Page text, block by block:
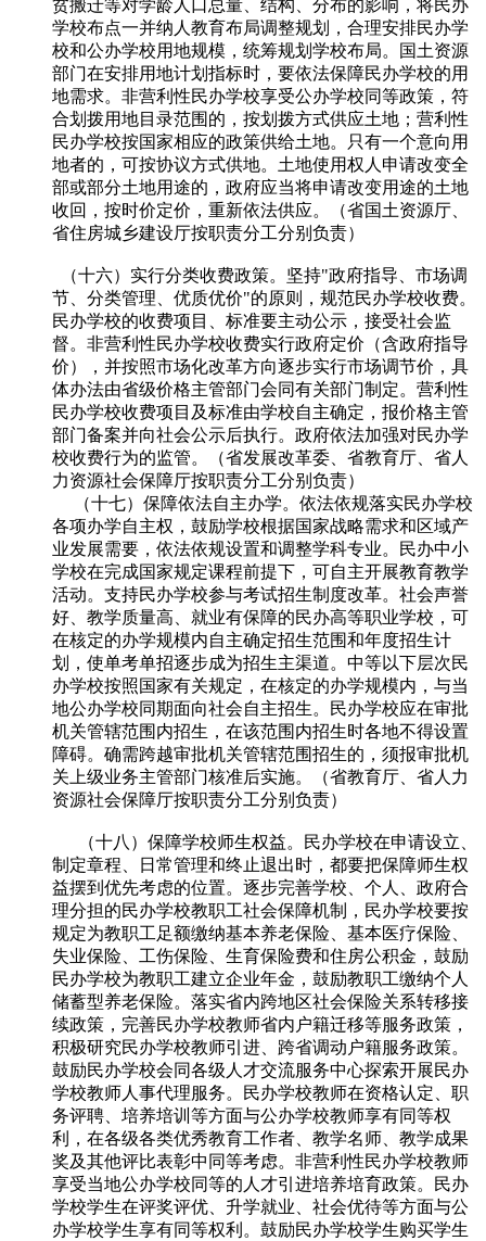
贫搬迁等对学龄人口总量、结构、分布的影响，将民办
学校布点一并纳人教育布局调整规划，合理安排民办学
校和公办学校用地规模，统筹规划学校布局。国土资源
部门在安排用地计划指标时，要依法保障民办学校的用
地需求。非营利性民办学校享受公办学校同等政策，符
合划拨用地目录范围的，按划拨方式供应土地；营利性
民办学校按国家相应的政策供给土地。只有一个意向用
地者的，可按协议方式供地。土地使用权人申请改变全
部或部分土地用途的，政府应当将申请改变用途的土地
收回，按时价定价，重新依法供应。（省国土资源厅、
省住房城乡建设厅按职责分工分别负责）
（十六）实行分类收费政策。坚持"政府指导、市场调
节、分类管理、优质优价"的原则，规范民办学校收费。
民办学校的收费项目、标准要主动公示，接受社会监
督。非营利性民办学校收费实行政府定价（含政府指导
价），并按照市场化改革方向逐步实行市场调节价，具
体办法由省级价格主管部门会同有关部门制定。营利性
民办学校收费项目及标准由学校自主确定，报价格主管
部门备案并向社会公示后执行。政府依法加强对民办学
校收费行为的监管。（省发展改革委、省教育厅、省人
力资源社会保障厅按职责分工分别负责）
（十七）保障依法自主办学。依法依规落实民办学校
各项办学自主权，鼓励学校根据国家战略需求和区域产
业发展需要，依法依规设置和调整学科专业。民办中小
学校在完成国家规定课程前提下，可自主开展教育教学
活动。支持民办学校参与考试招生制度改革。社会声誉
好、教学质量高、就业有保障的民办高等职业学校，可
在核定的办学规模内自主确定招生范围和年度招生计
划，使单考单招逐步成为招生主渠道。中等以下层次民
办学校按照国家有关规定，在核定的办学规模内，与当
地公办学校同期面向社会自主招生。民办学校应在审批
机关管辖范围内招生，在该范围内招生时各地不得设置
障碍。确需跨越审批机关管辖范围招生的，须报审批机
关上级业务主管部门核准后实施。（省教育厅、省人力
资源社会保障厅按职责分工分别负责）
（十八）保障学校师生权益。民办学校在申请设立、
制定章程、日常管理和终止退出时，都要把保障师生权
益摆到优先考虑的位置。逐步完善学校、个人、政府合
理分担的民办学校教职工社会保障机制，民办学校要按
规定为教职工足额缴纳基本养老保险、基本医疗保险、
失业保险、工伤保险、生育保险费和住房公积金，鼓励
民办学校为教职工建立企业年金，鼓励教职工缴纳个人
储蓄型养老保险。落实省内跨地区社会保险关系转移接
续政策，完善民办学校教师省内户籍迁移等服务政策，
积极研究民办学校教师引进、跨省调动户籍服务政策。
鼓励民办学校会同各级人才交流服务中心探索开展民办
学校教师人事代理服务。民办学校教师在资格认定、职
务评聘、培养培训等方面与公办学校教师享有同等权
利，在各级各类优秀教育工作者、教学名师、教学成果
奖及其他评比表彰中同等考虑。非营利性民办学校教师
享受当地公办学校同等的人才引进培养培育政策。民办
学校学生在评奖评优、升学就业、社会优待等方面与公
办学校学生享有同等权利。鼓励民办学校学生购买学生